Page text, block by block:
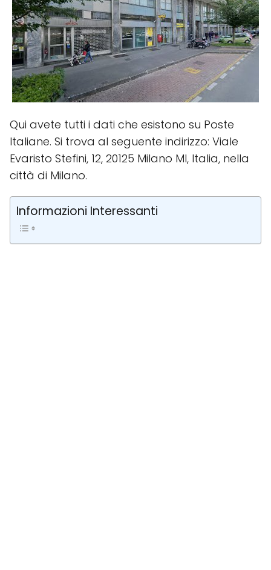
Qui avete tutti i dati che esistono su Poste
Italiane. Si trova al seguente indirizzo: Viale
Evaristo Stefini, 12, 20125 Milano MI, Italia, nella
città di Milano.
Informazioni Interessanti